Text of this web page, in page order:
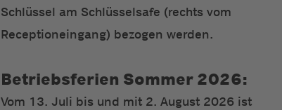
Schlüssel am Schlüsselsafe (rechts vom
Receptioneingang) bezogen werden.
Betriebsferien Sommer 2026:
Vom 13. Juli bis und mit 2. August 2026 ist